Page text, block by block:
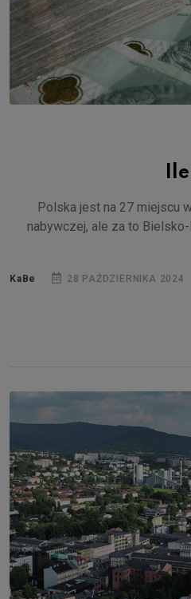
Polska jest na 27 miejscu
nabywczej, ale za to
KaBe 28 PAŹDZIERNIKA 2024